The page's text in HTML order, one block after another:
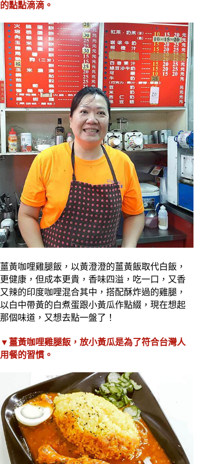
的點點滴滴。
薑黃咖哩雞腿飯，以黃澄澄的薑黃飯取代白飯，
更健康，但成本更貴，香味四溢，吃一口，又香
又辣的印度咖哩混合其中，搭配酥炸過的雞腿，
以白中帶黃的白煮蛋跟小黃瓜作點綴，現在想起
那個味道，又想去點一盤了！
▼薑黃咖哩雞腿飯，放小黃瓜是為了符合台灣人
用餐的習慣。